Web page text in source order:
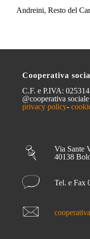
Andreini, Resto del
Cooperativa
C.F. e P.IVA:
@cooperativa
privacy policy-
Via Sante
40138
Tel. e Fax